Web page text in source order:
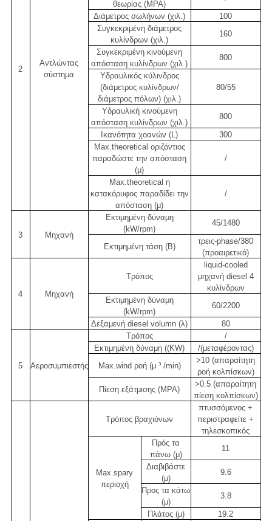
2
Αντλώντας
σύστημα
θεωρίας (MPA)
Διάμετρος σωλήνων (χιλ.)
100
Συγκεκριμένη διάμετρος
κυλίνδρων (χιλ.)
160
Συγκεκριμένη κινούμενη
απόσταση κυλίνδρων (χιλ.)
800
Υδραυλικός κύλινδρος
(διάμετρος κυλίνδρων/
διάμετρος πόλων) (χιλ.)
80/55
Υδραυλική κινούμενη
απόσταση κυλίνδρων (χιλ.)
800
Ικανότητα χοανών (L)
300
Max.theoretical οριζόντιος
παραδώστε την απόσταση
(μ)
/
Max.theoretical η
κατακόρυφος παραδίδει την
απόσταση (μ)
/
3 Μηχανή
Εκτιμημένη δύναμη
(kW/rpm)
45/1480
Εκτιμημένη τάση (Β)
τρεις-phase/380
(προαιρετικό)
4 Μηχανή
Τρόπος
liquid-cooled
μηχανή diesel 4
κυλίνδρων
Εκτιμημένη δύναμη
(kW/rpm)
60/2200
Δεξαμενή diesel volumn (λ)
80
5 Αεροσυμπιεστής
Τρόπος
/
Εκτιμημένη δύναμη ((KW)
/(μεταφέροντας)
Max.wind ροή (μ ³ /min)
>10 (απαραίτητη
ροή κολπίσκων)
Πίεση εξάτμισης (MPA)
>0.5 (απαραίτητη
πίεση κολπίσκων)
Τρόπος βραχιόνων
πτυσσόμενος +
περιστραφείτε +
τηλεσκοπικός
Max.spary
περιοχή
Πρός τα
πάνω (μ)
11
Διαβιβάστε
(μ)
9.6
Προς τα κάτω
(μ)
3.8
Πλάτος (μ)
19.2